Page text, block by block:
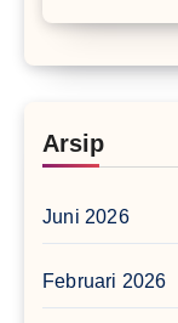
Arsip
Juni 2026
Februari 2026